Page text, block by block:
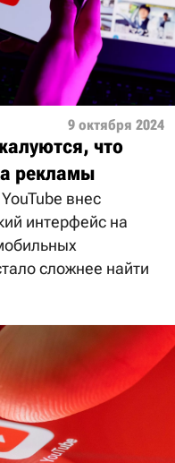
9 октября 2024
что
рекламы
внес
интерфейс на
сложнее найти